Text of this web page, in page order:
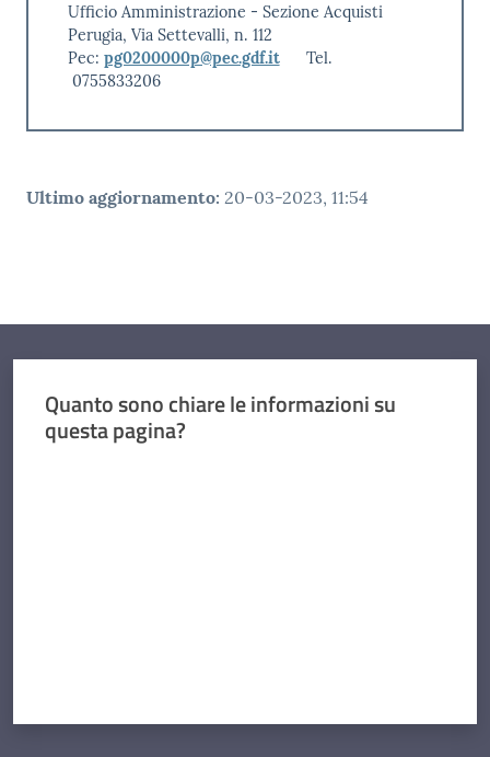
Ufficio Amministrazione - Sezione Acquisti
Perugia, Via Settevalli, n. 112
Pec: pg0200000p@pec.gdf.it
Tel.
0755833206
Ultimo aggiornamento: 20-03-2023, 11:54
Quanto sono chiare le informazioni su
questa pagina?